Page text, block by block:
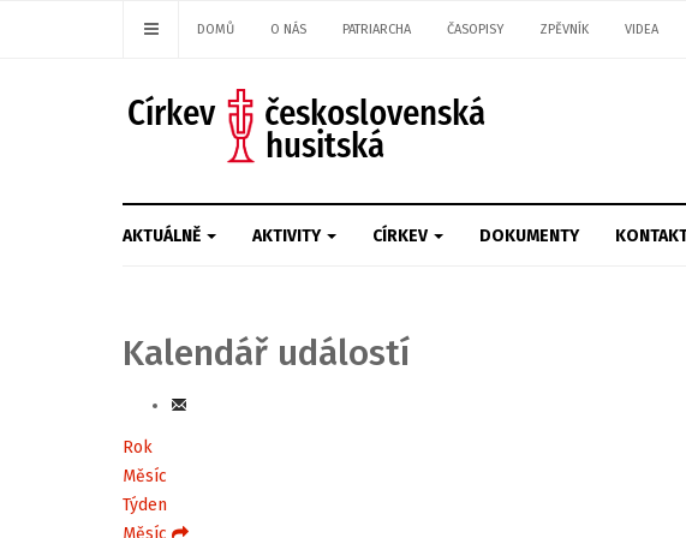
DOMŮ O NÁS PATRIARCHA ČASOPISY ZPĚVNÍK VIDEA
AKTUÁLNĚ AKTIVITY CÍRKEV DOKUMENTY
Kalendář událostí
Rok
Měsíc
Týden
Měsíc